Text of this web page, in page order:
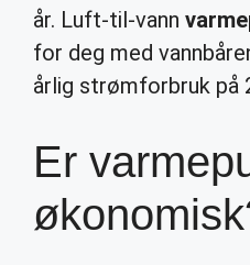
år. Luft-til-vann
for deg med
årlig strømforbruk på
Er